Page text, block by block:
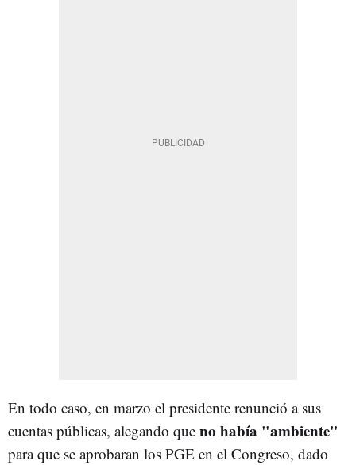
En todo caso, en marzo el presidente renunció a sus
cuentas públicas, alegando que no había "ambiente"
para que se aprobaran los PGE en el Congreso, dado